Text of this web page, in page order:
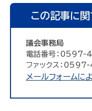
この記事に
議会事務局
電話番号：
ファックス：
メールフォームに